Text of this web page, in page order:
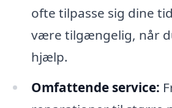
ofte tilpasse sig dine
være tilgængelig, når
hjælp.
Omfattende service: